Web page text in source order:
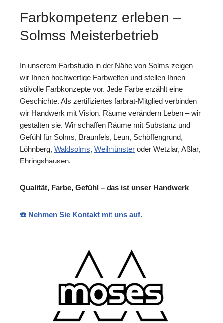
Farbkompetenz erleben –
Solmss Meisterbetrieb
In unserem Farbstudio in der Nähe von Solms zeigen
wir Ihnen hochwertige Farbwelten und stellen Ihnen
stilvolle Farbkonzepte vor. Jede Farbe erzählt eine
Geschichte. Als zertifiziertes farbrat-Mitglied verbinden
wir Handwerk mit Vision. Räume verändern Leben – wir
gestalten sie. Wir schaffen Räume mit Substanz und
Gefühl für Solms, Braunfels, Leun, Schöffengrund,
Löhnberg, Waldsolms, Weilmünster oder Wetzlar, Aßlar,
Ehringshausen.
Qualität, Farbe, Gefühl – das ist unser Handwerk
☎️ Nehmen Sie Kontakt mit uns auf.